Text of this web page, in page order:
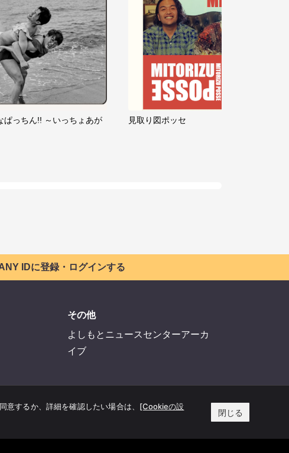
ぱっちん!! ～いっちょあが
見取り図ポッセ
IDに登録・ログインする
その他
よしもとニュースセンターアーカ
イブ
するか、詳細を確認したい場合は、 [Cookieの設
閉じる